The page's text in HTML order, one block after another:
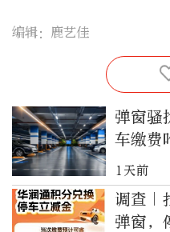
编辑：鹿艺佳
弹窗
车缴费
1天前
调查｜
弹窗，